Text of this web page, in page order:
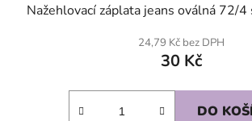
Nažehlovací záplata jeans oválná 72/
24,79 Kč bez DPH
30 Kč
DO